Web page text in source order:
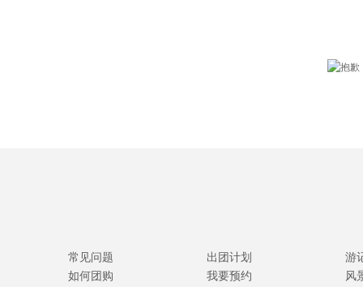
常见问题
如何团购
出团计划
我要预约
游
风